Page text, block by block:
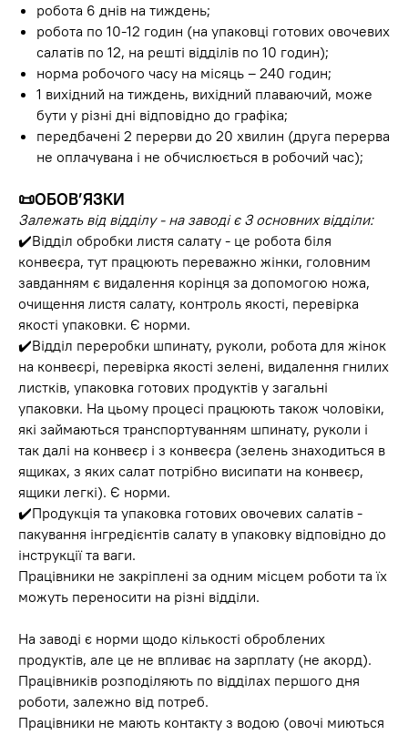
робота 6 днів на тиждень;
робота по 10-12 годин (на упаковці готових овочевих
салатів по 12, на решті відділів по 10 годин);
норма робочого часу на місяць – 240 годин;
1 вихідний на тиждень, вихідний плаваючий, може
бути у різні дні відповідно до графіка;
передбачені 2 перерви до 20 хвилин (друга перерва
не оплачувана і не обчислюється в робочий час);
📜ОБОВ’ЯЗКИ
Залежать від відділу - на заводі є 3 основних відділи:
✔️Відділ обробки листя салату - це робота біля
конвеєра, тут працюють переважно жінки, головним
завданням є видалення корінця за допомогою ножа,
очищення листя салату, контроль якості, перевірка
якості упаковки. Є норми.
✔️Відділ переробки шпинату, руколи, робота для жінок
на конвеєрі, перевірка якості зелені, видалення гнилих
листків, упаковка готових продуктів у загальні
упаковки. На цьому процесі працюють також чоловіки,
які займаються транспортуванням шпинату, руколи і
так далі на конвеєр і з конвеєра (зелень знаходиться в
ящиках, з яких салат потрібно висипати на конвеєр,
ящики легкі). Є норми.
✔️Продукція та упаковка готових овочевих салатів -
пакування інгредієнтів салату в упаковку відповідно до
інструкції та ваги.
Працівники не закріплені за одним місцем роботи та їх
можуть переносити на різні відділи.
На заводі є норми щодо кількості оброблених
продуктів, але це не впливає на зарплату (не акорд).
Працівників розподіляють по відділах першого дня
роботи, залежно від потреб.
Працівники не мають контакту з водою (овочі миються